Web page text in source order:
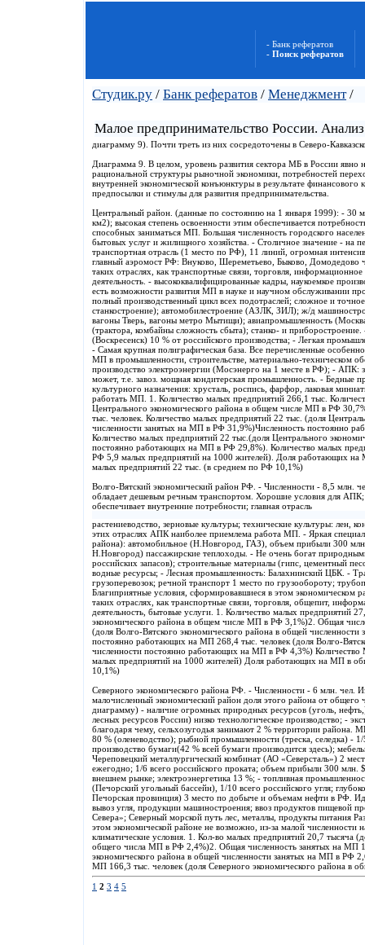
- Банк рефератов
- Поиск рефератов
Студик.ру / Банк рефератов / Менеджмент/
Малое предпринимательство России.
диаграмму 9). Почти треть из них сосредоточены в Северо-
Диаграмма 9. В целом, уровень развития сектора МБ в России явно
рациональной структуры рыночной экономики, потребностей
внутренней экономической конъюнктуры в результате финансового
предпосылки и стимулы для развития предпринимательства.
Центральный район. (данные по состоянию на 1 января 1999): - 30
км2); высокая степень освоенности этим обеспечивается
способных заниматься МП. Большая численность городского
бытовых услуг и жилищного хозяйства. - Столичное значение - на
транспортная отрасль (1 место по РФ), 11 линий, огромная
главный аэромост РФ: Внуково, Шереметьево, Быково, Домодедово
таких отраслях, как транспортные связи, торговля,
деятельность. - высококвалифицированные кадры, наукоемкое
есть возможности развития МП в науке и научном обслуживании
полный производственный цикл всех подотраслей; сложное и
станкостроение); автомобилестроение (АЗЛК, ЗИЛ); ж/д
вагоны Тверь, вагоны метро Мытищи); авиапромышленность
(трактора, комбайны сложность сбыта); станко- и
(Воскресенск) 10 % от российского производства; - Легкая
- Самая крупная полиграфическая база. Все перечисленные
МП в промышленности, строительстве, материально-техническом
производство электроэнергии (Мосэнерго на 1 месте в РФ); - АПК:
может, т.е. завоз. мощная кондитерская промышленность. - Бедные
культурного назначения: хрусталь, роспись, фарфор, лаковая
работать МП. 1. Количество малых предприятий 266,1 тыс.
Центрального экономического района в общем числе МП в РФ
тыс. человек. Количество малых предприятий 22 тыс. (доля
численности занятых на МП в РФ 31,9%)Численность постоянно
Количество малых предприятий 22 тыс.(доля Центрального
постоянно работающих на МП в РФ 29,8%). Количество малых
РФ 5,9 малых предприятий на 1000 жителей). Доля работающих на
малых предприятий 22 тыс. (в среднем по РФ 10,1%)
Волго-Вятский экономический район РФ. - Численности - 8,5 млн.
обладает дешевым речным транспортом. Хорошие условия для АПК;
обеспечивает внутренние потребности; главная отрасль
растениеводство, зерновые культуры; технические культуры: лен,
этих отраслях АПК наиболее приемлема работа МП. - Яркая
района): автомобильное (Н.Новгород, ГАЗ), объем прибыли 300
Н.Новгород) пассажирские теплоходы. - Не очень богат
российских запасов); строительные материалы (гипс, цементный
водные ресурсы; - Лесная промышленность: Балахнинский ЦБК. -
грузоперевозок; речной транспорт 1 место по грузообороту;
Благиприятные условия, сформировавшиеся в этом экономическом
таких отраслях, как транспортные связи, торговля, общепит,
деятельность, бытовые услуги. 1. Количество малых предприятий
экономического района в общем числе МП в РФ 3,1%)2. Общая
(доля Волго-Вятского экономического района в общей
постоянно работающих на МП 268,4 тыс. человек (доля Волго-
численности постоянно работающих на МП в РФ 4,3%)
малых предприятий на 1000 жителей) Доля работающих на МП в
10,1%)
Северного экономического района РФ. - Численности - 6 млн. чел.
малочисленный экономический район доля этого района от
диаграмму) - наличие огромных природных ресурсов (уголь,
лесных ресурсов России) низко технологическое производство; -
благодаря чему, сельхозугодья занимают 2 % территории района.
80 % (оленеводство); рыбной промышленности (треска, селедка) -
производство бумаги(42 % всей бумаги производится здесь);
Череповецкий металлургический комбинат (АО «Северсталь») 2
ежегодно; 1/6 всего российского проката; объем прибыли 300 млн.
внешнем рынке; электроэнергетика 13 %; - топливная
(Печорский угольный бассейн), 1/10 всего российского угля;
Печорская провинция) 3 место по добыче и объемам нефти в РФ.
вывоз угля, продукции машиностроения; ввоз продуктов пищевой
Севера»; Северный морской путь лес, металлы, продукты питания
этом экономической районе не возможно, из-за малой численности
климатические условия. 1. Кол-во малых предприятий 20,7 тысяча
общего числа МП в РФ 2,4%)2. Общая численность занятых на МП
экономического района в общей численности занятых на МП в РФ
МП 166,3 тыс. человек (доля Северного экономического района в
1 2 3 4 5